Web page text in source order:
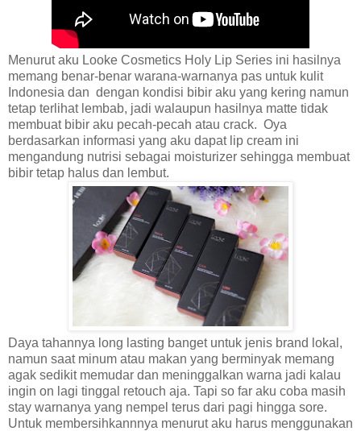
Menurut aku Looke Cosmetics Holy Lip Series ini hasilnya
memang benar-benar warana-warnanya pas untuk kulit
Indonesia dan dengan kondisi bibir aku yang kering namun
tetap terlihat lembab, jadi walaupun hasilnya matte tidak
membuat bibir aku pecah-pecah atau crack. Oya
berdasarkan informasi yang aku dapat lip cream ini
mengandung nutrisi sebagai moisturizer sehingga membuat
bibir tetap halus dan lembut.
Daya tahannya long lasting banget untuk jenis brand lokal,
namun saat minum atau makan yang berminyak memang
agak sedikit memudar dan meninggalkan warna jadi kalau
ingin on lagi tinggal retouch aja. Tapi so far aku coba masih
stay warnanya yang nempel terus dari pagi hingga sore.
Untuk membersihkannnya menurut aku harus menggunakan